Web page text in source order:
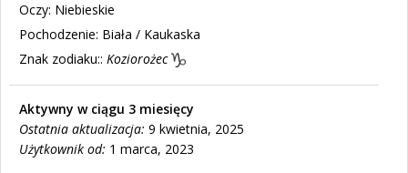
Oczy: Niebieskie
Pochodzenie: Biała / Kaukaska
Znak zodiaku:: Koziorożec
Aktywny w ciągu 3 miesięcy
Ostatnia aktualizacja: 9 kwietnia, 2025
Użytkownik od: 1 marca, 2023